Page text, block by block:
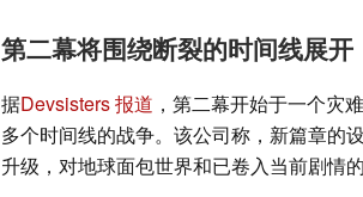
第二幕将围绕断裂的时间线展开
据Devsisters 报道 ，第二幕开始于一个灾
多个时间线的战争。该公司称，新篇章的
升级，对地球面包世界和已卷入当前剧情